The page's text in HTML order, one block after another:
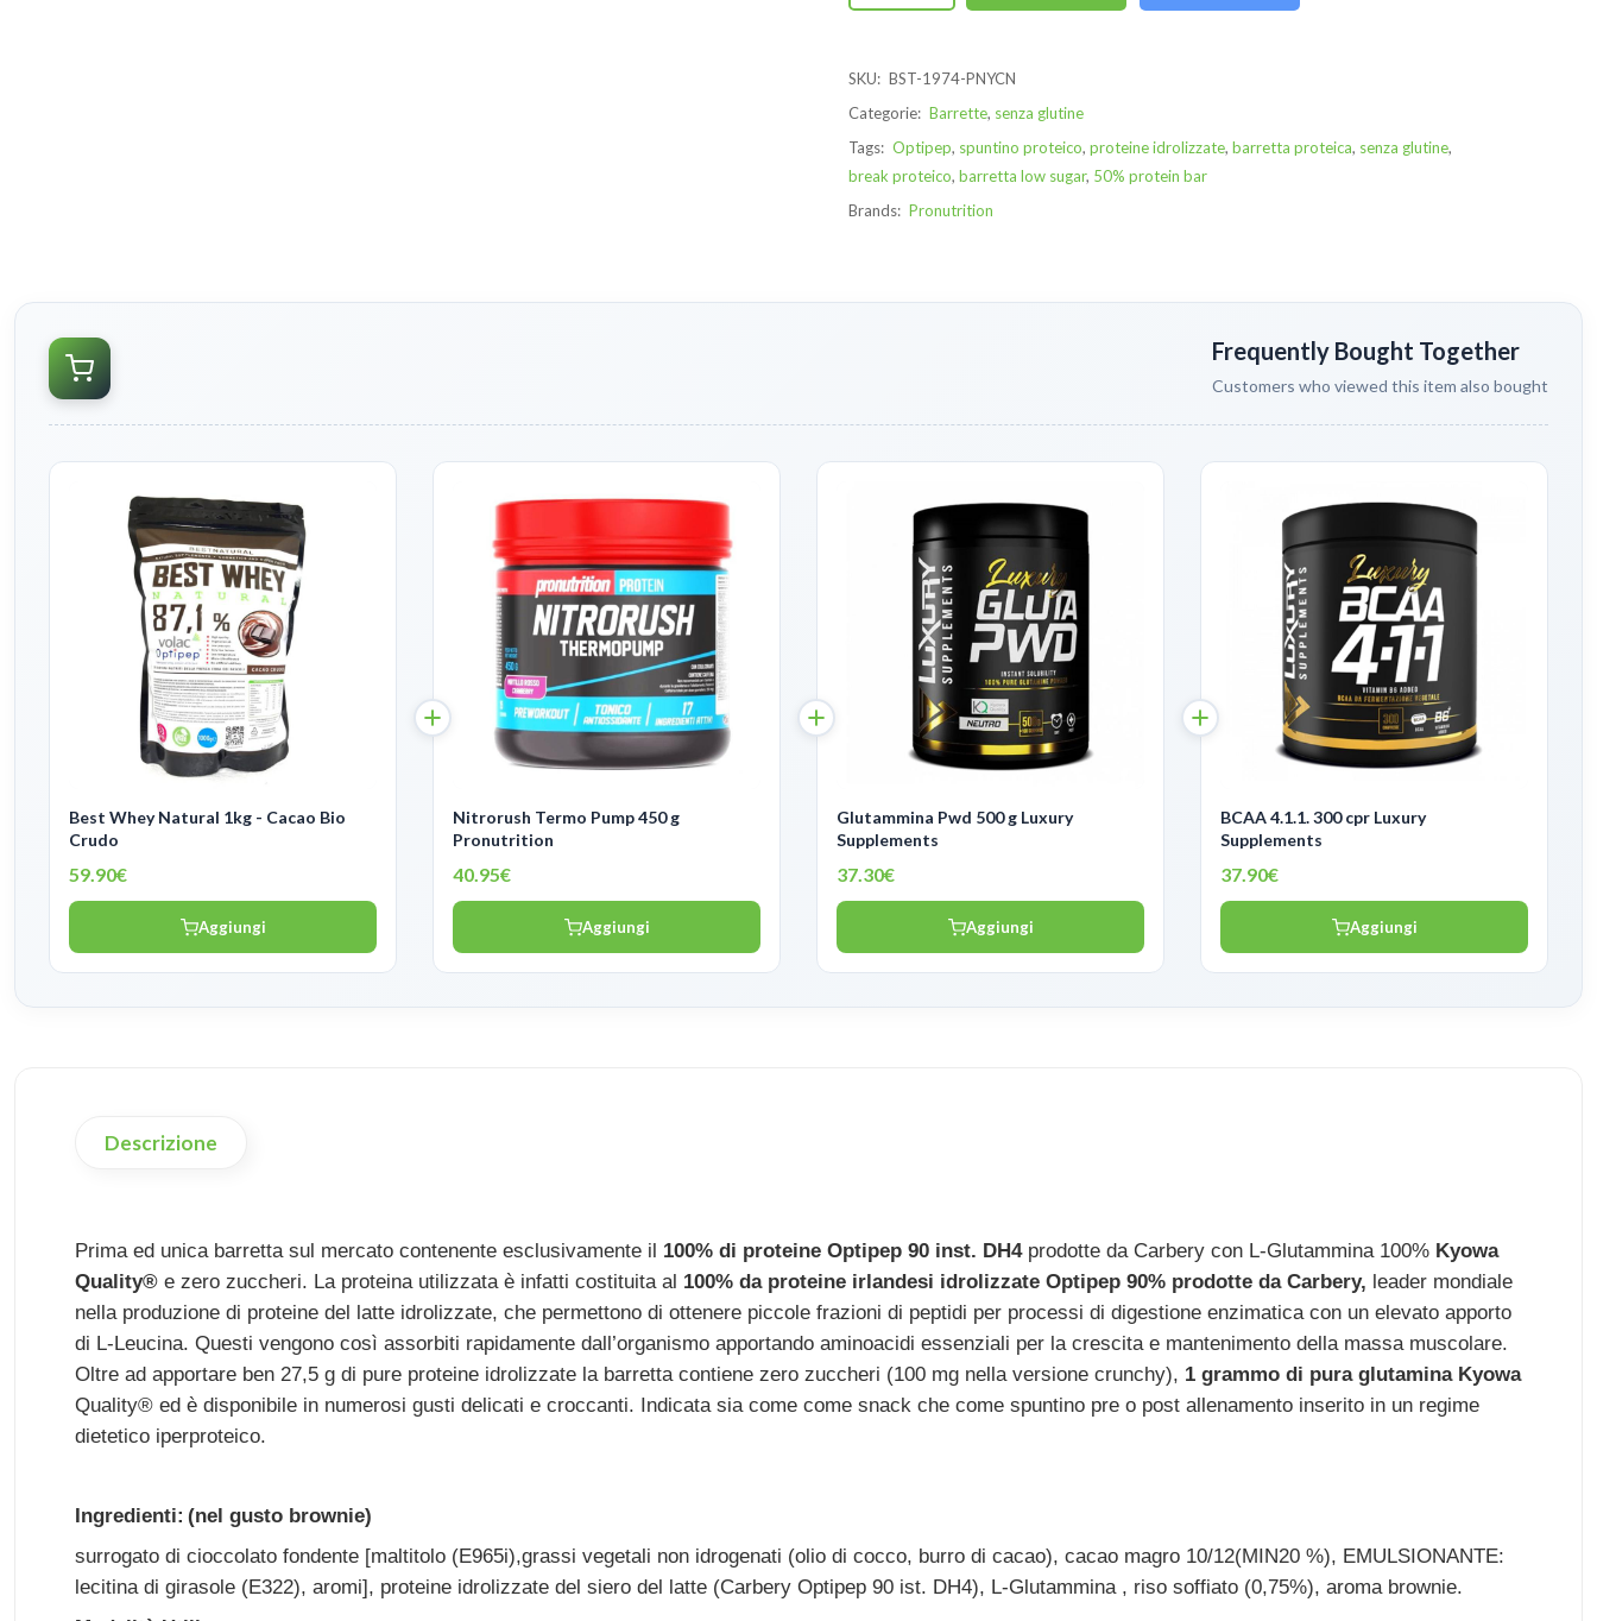
SKU: BST-1974-PNYCN
Categorie: Barrette, senza glutine
Tags: Optipep, spuntino proteico, proteine idrolizzate, barretta proteica, senza glutine,
break proteico, barretta low sugar, 50% protein bar
Brands: Pronutrition
Frequently Bought Together
Customers who viewed this item also bought
Best Whey Natural 1kg - Cacao Bio
Crudo
59.90€
Aggiungi
Nitrorush Termo Pump 450 g
Pronutrition
40.95€
Aggiungi
Glutammina Pwd 500 g Luxury
Supplements
37.30€
Aggiungi
BCAA 4.1.1. 300 cpr Luxury
Supplements
37.90€
Aggiungi
Descrizione
Prima ed unica barretta sul mercato contenente esclusivamente il 100% di proteine Optipep 90 inst. DH4prodotte da Carbery con L-Glutammina 100% Kyowa
Quality® e zero zuccheri. La proteina utilizzata è infatti costituita al 100% da proteine irlandesi idrolizzate Optipep 90% prodotte da Carbery, leader mondiale
nella produzione di proteine del latte idrolizzate, che permettono di ottenere piccole frazioni di peptidi per processi di digestione enzimatica con un elevato apporto
di L-Leucina. Questi vengono così assorbiti rapidamente dall’organismo apportando aminoacidi essenziali per la crescita e mantenimento della massa muscolare.
Oltre ad apportare ben 27,5 g di pure proteine idrolizzate la barretta contiene zero zuccheri (100 mg nella versione crunchy), 1 grammo di pura glutamina Kyowa
Quality® ed è disponibile in numerosi gusti delicati e croccanti. Indicata sia come come snack che come spuntino pre o post allenamento inserito in un regime
dietetico iperproteico.
Ingredienti: (nel gusto brownie)
surrogato di cioccolato fondente [maltitolo (E965i),grassi vegetali non idrogenati (olio di cocco, burro di cacao), cacao magro 10/12(MIN20 %), EMULSIONANTE:
lecitina di girasole (E322), aromi], proteine idrolizzate del siero del latte (Carbery Optipep 90 ist. DH4), L-Glutammina , riso soffiato (0,75%), aroma brownie.